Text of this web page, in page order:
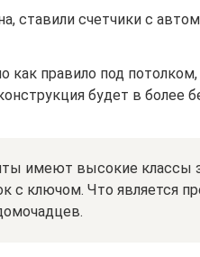
ставили счетчики с
как правило под потолком,
будет в более
имеют высокие классы
с ключом. Что является